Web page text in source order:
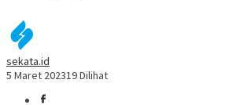
sekata.id
5 Maret 202319 Dilihat